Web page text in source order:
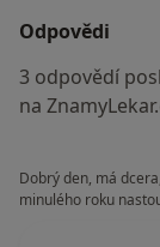
Odpovědi
3 odpovědí
na
Dobrý den, má
minulého roku